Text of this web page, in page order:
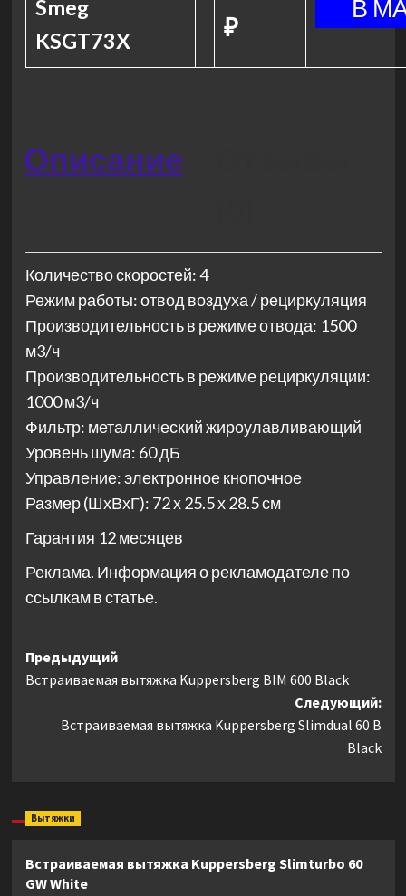
Smeg
KSGT73X
₽
Описание
Количество скоростей: 4
Режим работы: отвод воздуха / рециркуляция
Производительность в режиме отвода: 1500
м3/ч
Производительность в режиме рециркуляции:
1000 м3/ч
Фильтр: металлический жироулавливающий
Уровень шума: 60 дБ
Управление: электронное кнопочное
Размер (ШхВхГ): 72 х 25.5 х 28.5 см
Гарантия 12 месяцев
Реклама. Информация о рекламодателе по
ссылкам в статье.
Навигация
записи
Предыдущий
Встраиваемая вытяжка Kuppersberg BIM 600 Black
Следующий:
Встраиваемая вытяжка Kuppersberg Slimdual 60 B
Black
Вытяжки
Встраиваемая вытяжка Kuppersberg Slimturbo 60
GW White